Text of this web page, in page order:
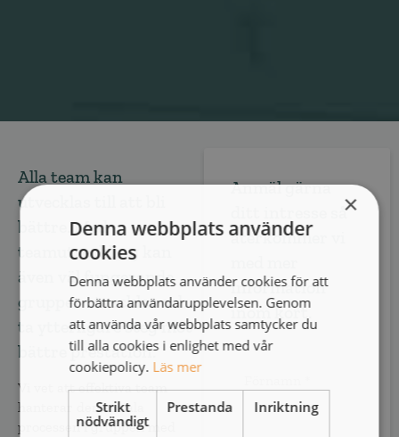
Alla team kan
utvecklas till att bli
bättre. Med
teamutveckling kan
även väl fungerande
grupper utvecklas och
ta ytterligare steg mot
bättre prestation.
Vi vet att effektiva team
hanterar den sociala
processen i gruppen med
Anmäl gärna
ditt intresse så
återkommer vi
information
inom kort.
Namn
×
Denna webbplats använder
cookies
Denna webbplats använder cookies för att
förbättra användarupplevelsen. Genom
att använda vår webbplats samtycker du
till alla cookies i enlighet med vår
cookiepolicy. Läs mer
Strikt
nödvändigt
Prestanda Inriktning